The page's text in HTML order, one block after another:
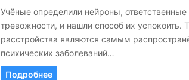
Учёные определили нейроны, ответственные
тревожности, и нашли способ их успокоить.
расстройства являются самым
психических заболеваний…
Подробнее